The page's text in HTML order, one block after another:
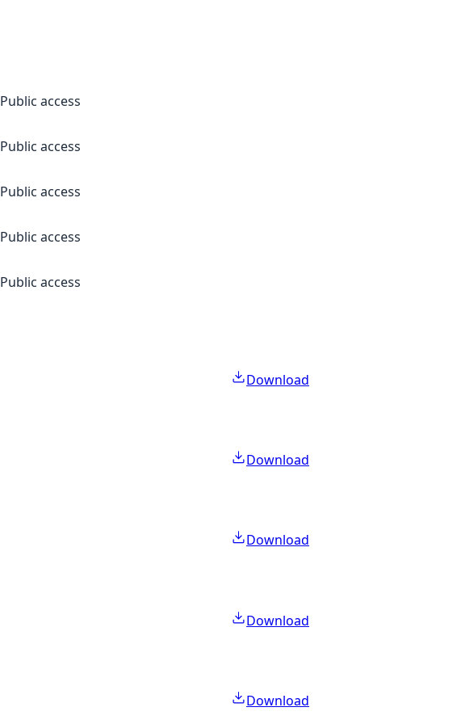
Public access
Public access
Public access
Public access
Public access
Download
Download
Download
Download
Download